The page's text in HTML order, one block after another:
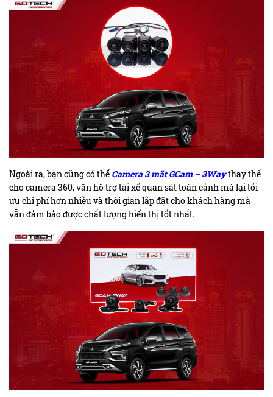
Ngoài ra, bạn cũng có thể Camera 3 mắt GCam – 3Waythay thế
cho camera 360, vẫn hỗ trợ tài xế quan sát toàn cảnh mà lại tối
ưu chi phí hơn nhiều và thời gian lắp đặt cho khách hàng mà
vẫn đảm bảo được chất lượng hiển thị tốt nhất.